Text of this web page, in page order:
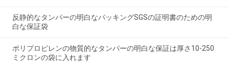
反静的なタンパーの明白なパッキングSGSの証明書のための明
白な保証袋
ポリプロピレンの物質的なタンパーの明白な保証は厚さ10-250
ミクロンの袋に入れます